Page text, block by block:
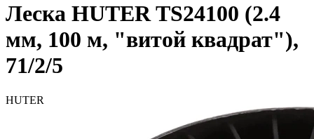
Леска HUTER TS24100 (2.4
мм, 100 м, "витой квадрат"),
71/2/5
HUTER